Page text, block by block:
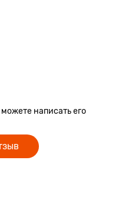
написать его